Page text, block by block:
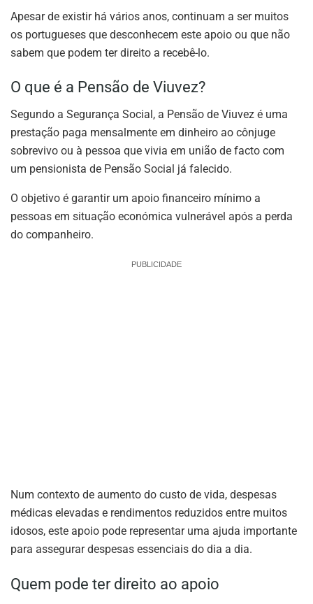
Apesar de existir há vários anos, continuam a ser muitos
os portugueses que desconhecem este apoio ou que não
sabem que podem ter direito a recebê-lo.
O que é a Pensão de Viuvez?
Segundo a Segurança Social, a Pensão de Viuvez é uma
prestação paga mensalmente em dinheiro ao cônjuge
sobrevivo ou à pessoa que vivia em união de facto com
um pensionista de Pensão Social já falecido.
O objetivo é garantir um apoio financeiro mínimo a
pessoas em situação económica vulnerável após a perda
do companheiro.
PUBLICIDADE
Num contexto de aumento do custo de vida, despesas
médicas elevadas e rendimentos reduzidos entre muitos
idosos, este apoio pode representar uma ajuda importante
para assegurar despesas essenciais do dia a dia.
Quem pode ter direito ao apoio